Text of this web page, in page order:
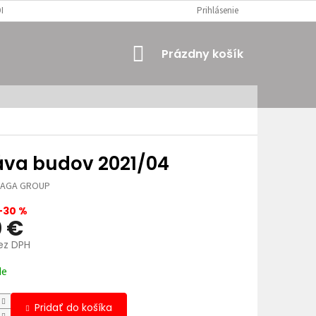
Prihlásenie
NÁKUPNÝ
Prázdny košík
budov 2021/04
GROUP
%
€
DPH
Pridať do košíka